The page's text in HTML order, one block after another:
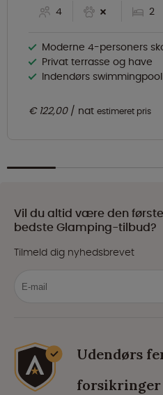
4 2
Moderne 4-personers
Privat terrasse og have
Indendørs swimmingpool
€ 122,00 nat estimeret pris
Vil du altid være den
bedste Glamping-tilbud?
Tilmeld dig nyhedsbrevet
Udendørs
forsikringer